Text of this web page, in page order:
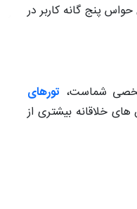
پنج گانه کاربر در
شخصی شماست، تورهای
خلاقانه بیشتری از